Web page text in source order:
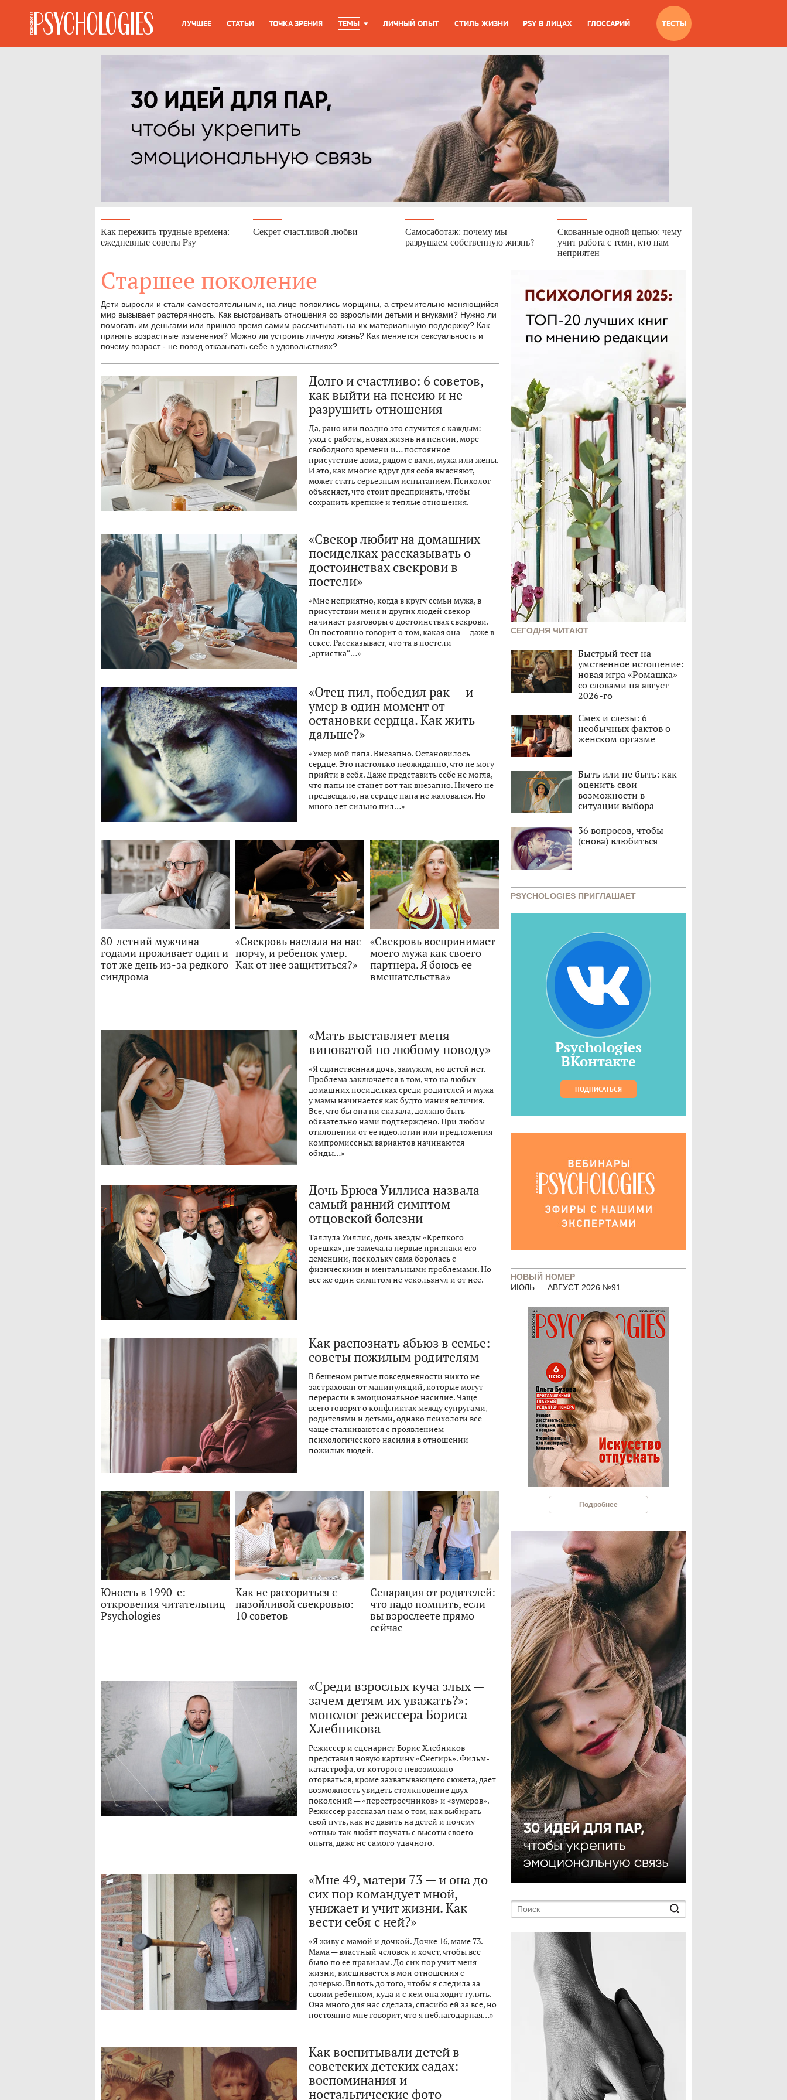
ЛУЧШЕЕ СТАТЬИ ТОЧКА ЗРЕНИЯ ТЕМЫ ЛИЧНЫЙ ОПЫТ СТИЛЬ ЖИЗНИ PSY В ЛИЦАХ ГЛОССАРИЙ ТЕСТЫ
Как пережить трудные времена:
ежедневные советы Psy
Секрет счастливой любви
Самосаботаж: почему мы
разрушаем собственную жизнь?
Скованные одной цепью: чему
учит работа с теми, кто нам
неприятен
Старшее поколение
Дети выросли и стали самостоятельными, на лице появились морщины, а стремительно меняющийся
мир вызывает растерянность. Как выстраивать отношения со взрослыми детьми и внуками? Нужно ли
помогать им деньгами или пришло время самим рассчитывать на их материальную поддержку? Как
принять возрастные изменения? Можно ли устроить личную жизнь? Как меняется сексуальность и
почему возраст - не повод отказывать себе в удовольствиях?
Долго и счастливо: 6 советов,
как выйти на пенсию и не
разрушить отношения
Да, рано или поздно это случится с каждым:
уход с работы, новая жизнь на пенсии, море
свободного времени и… постоянное
присутствие дома, рядом с вами, мужа или жены.
И это, как многие вдруг для себя выясняют,
может стать серьезным испытанием. Психолог
объясняет, что стоит предпринять, чтобы
сохранить крепкие и теплые отношения.
«Свекор любит на домашних
посиделках рассказывать о
достоинствах свекрови в
постели»
«Мне неприятно, когда в кругу семьи мужа, в
присутствии меня и других людей свекор
начинает разговоры о достоинствах свекрови.
Он постоянно говорит о том, какая она — даже в
сексе. Рассказывает, что та в постели
„артистка“…»
«Отец пил, победил рак — и
умер в один момент от
остановки сердца. Как жить
дальше?»
«Умер мой папа. Внезапно. Остановилось
сердце. Это настолько неожиданно, что не могу
прийти в себя. Даже представить себе не могла,
что папы не станет вот так внезапно. Ничего не
предвещало, на сердце папа не жаловался. Но
много лет сильно пил…»
80-летний мужчина
годами проживает один и
тот же день из-за редкого
синдрома
«Свекровь наслала на нас
порчу, и ребенок умер.
Как от нее защититься?»
«Свекровь воспринимает
моего мужа как своего
партнера. Я боюсь ее
вмешательства»
«Мать выставляет меня
виноватой по любому поводу»
«Я единственная дочь, замужем, но детей нет.
Проблема заключается в том, что на любых
домашних посиделках среди родителей и мужа
у мамы начинается как будто мания величия.
Все, что бы она ни сказала, должно быть
обязательно нами подтверждено. При любом
отклонении от ее идеологии или предложения
компромиссных вариантов начинаются
обиды…»
Дочь Брюса Уиллиса назвала
самый ранний симптом
отцовской болезни
Таллула Уиллис, дочь звезды «Крепкого
орешка», не замечала первые признаки его
деменции, поскольку сама боролась с
физическими и ментальными проблемами. Но
все же один симптом не ускользнул и от нее.
Как распознать абьюз в семье:
советы пожилым родителям
В бешеном ритме повседневности никто не
застрахован от манипуляций, которые могут
перерасти в эмоциональное насилие. Чаще
всего говорят о конфликтах между супругами,
родителями и детьми, однако психологи все
чаще сталкиваются с проявлением
психологического насилия в отношении
пожилых людей.
Юность в 1990-е:
откровения читательниц
Psychologies
Как не рассориться с
назойливой свекровью:
10 советов
Сепарация от родителей:
что надо помнить, если
вы взрослеете прямо
сейчас
«Среди взрослых куча злых —
зачем детям их уважать?»:
монолог режиссера Бориса
Хлебникова
Режиссер и сценарист Борис Хлебников
представил новую картину «Снегирь». Фильм-
катастрофа, от которого невозможно
оторваться, кроме захватывающего сюжета, дает
возможность увидеть столкновение двух
поколений — «перестроечников» и «зумеров».
Режиссер рассказал нам о том, как выбирать
свой путь, как не давить на детей и почему
«отцы» так любят поучать с высоты своего
опыта, даже не самого удачного.
«Мне 49, матери 73 — и она до
сих пор командует мной,
унижает и учит жизни. Как
вести себя с ней?»
«Я живу с мамой и дочкой. Дочке 16, маме 73.
Мама — властный человек и хочет, чтобы все
было по ее правилам. До сих пор учит меня
жизни, вмешивается в мои отношения с
дочерью. Вплоть до того, чтобы я следила за
своим ребенком, куда и с кем она ходит гулять.
Она много для нас сделала, спасибо ей за все, но
постоянно мне говорит, что я неблагодарная…»
Как воспитывали детей в
советских детских садах:
воспоминания и
ностальгические фото
СЕГОДНЯ ЧИТАЮТ
Быстрый тест на
умственное истощение:
новая игра «Ромашка»
со словами на август
2026-го
Смех и слезы: 6
необычных фактов о
женском оргазме
Быть или не быть: как
оценить свои
возможности в
ситуации выбора
36 вопросов, чтобы
(снова) влюбиться
PSYCHOLOGIES ПРИГЛАШАЕТ
Psychologies
ВКонтакте
ПОДПИСАТЬСЯ
НОВЫЙ НОМЕР
ИЮЛЬ — АВГУСТ 2026 №91
Подробнее